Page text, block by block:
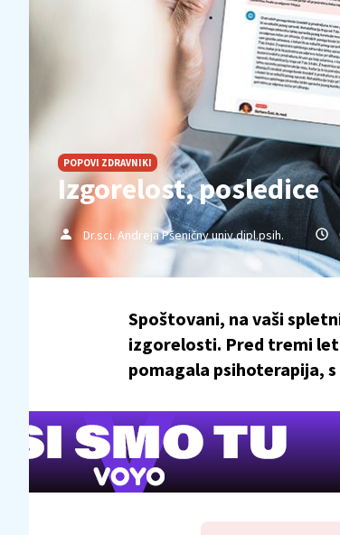
POPOVI ZDRAVNIKI
Izgorelost, posledice
Dr.sci. Andreja Pšeničny univ.dipl.psih.
Spoštovani, na vaši
izgorelosti. Pred tremi
pomagala psihoterapija,